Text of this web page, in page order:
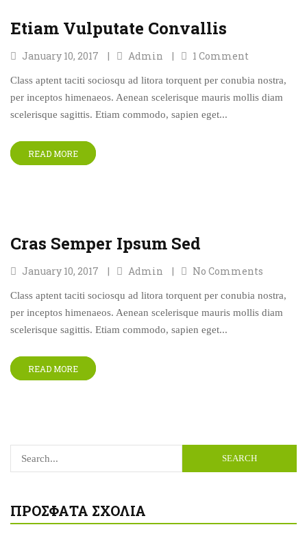
SEARCH
ΠΡΌΣΦΑΤΑ ΣΧΌΛΙΑ
Etiam Vulputate Convallis
January 10, 2017 Admin 1 Comment
Class aptent taciti sociosqu ad litora torquent per conubia nostra,
per inceptos himenaeos. Aenean scelerisque mauris mollis diam
scelerisque sagittis. Etiam commodo, sapien eget...
READ MORE
Cras Semper Ipsum Sed
January 10, 2017 Admin No Comments
Class aptent taciti sociosqu ad litora torquent per conubia nostra,
per inceptos himenaeos. Aenean scelerisque mauris mollis diam
scelerisque sagittis. Etiam commodo, sapien eget...
READ MORE